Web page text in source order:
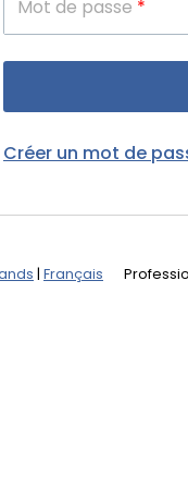
Mot de passe *
Créer un mot de
| Français